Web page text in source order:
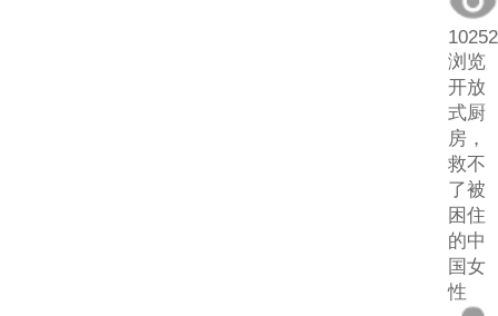
10252
浏览
开放
式厨
房，
救不
了被
困住
的中
国女
性